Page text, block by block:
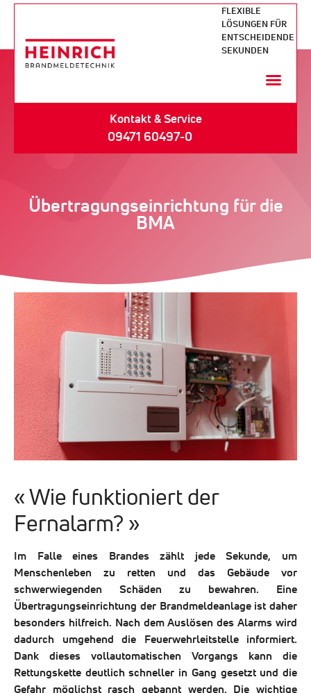
FLEXIBLE
LÖSUNGEN FÜR
ENTSCHEIDENDE
SEKUNDEN
Kontakt & Service
09471 60497-0
Übertragungseinrichtung für die
BMA
« Wie funktioniert der
Fernalarm? »
Im Falle eines Brandes zählt jede Sekunde, um
Menschenleben zu retten und das Gebäude vor
schwerwiegenden Schäden zu bewahren. Eine
Übertragungseinrichtung der Brandmeldeanlage ist daher
besonders hilfreich. Nach dem Auslösen des Alarms wird
dadurch umgehend die Feuerwehrleitstelle informiert.
Dank dieses vollautomatischen Vorgangs kann die
Rettungskette deutlich schneller in Gang gesetzt und die
Gefahr möglichst rasch gebannt werden. Die wichtige